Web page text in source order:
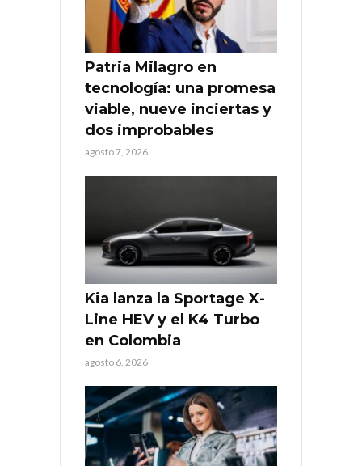
Patria Milagro en
tecnología: una promesa
viable, nueve inciertas y
dos improbables
agosto 7, 2026
Kia lanza la Sportage X-
Line HEV y el K4 Turbo
en Colombia
agosto 6, 2026